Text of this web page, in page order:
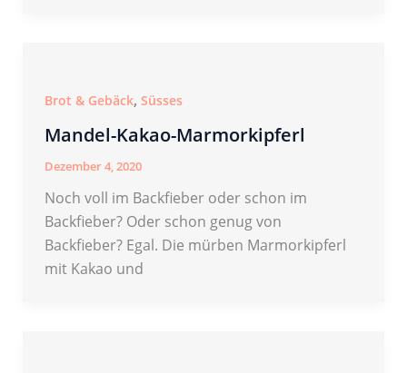
Brot & Gebäck, Süsses
Mandel-Kakao-Marmorkipferl
Dezember 4, 2020
Noch voll im Backfieber oder schon im
Backfieber? Oder schon genug von
Backfieber? Egal. Die mürben Marmorkipferl
mit Kakao und